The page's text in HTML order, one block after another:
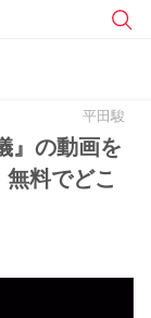
平田駿
』の動画を
料でどこ